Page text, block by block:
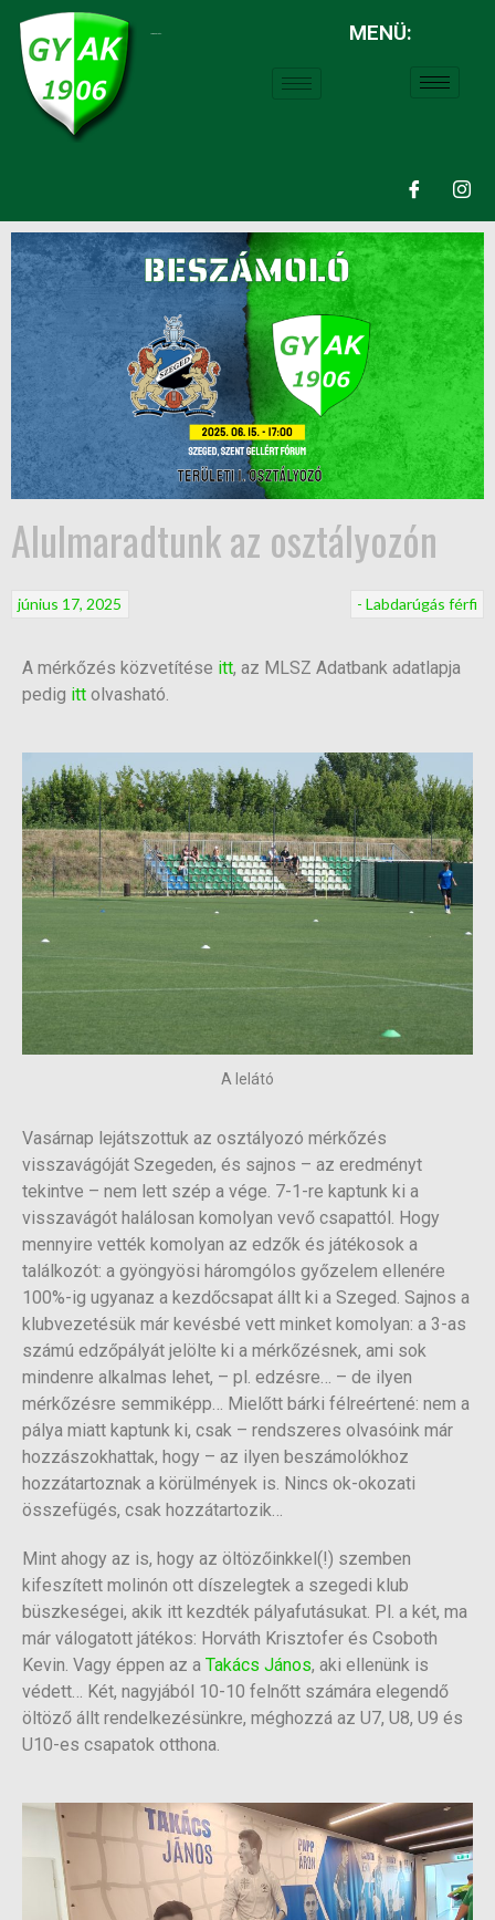
MENÜ:
Alulmaradtunk az osztályozón
- Labdarúgás férfi
június 17, 2025
A mérkőzés közvetítése itt, az MLSZ Adatbank adatlapja
pedig itt olvasható.
A lelátó
Vasárnap lejátszottuk az osztályozó mérkőzés
visszavágóját Szegeden, és sajnos – az eredményt
tekintve – nem lett szép a vége. 7-1-re kaptunk ki a
visszavágót halálosan komolyan vevő csapattól. Hogy
mennyire vették komolyan az edzők és játékosok a
találkozót: a gyöngyösi háromgólos győzelem ellenére
100%-ig ugyanaz a kezdőcsapat állt ki a Szeged. Sajnos a
klubvezetésük már kevésbé vett minket komolyan: a 3-as
számú edzőpályát jelölte ki a mérkőzésnek, ami sok
mindenre alkalmas lehet, – pl. edzésre… – de ilyen
mérkőzésre semmiképp… Mielőtt bárki félreértené: nem a
pálya miatt kaptunk ki, csak – rendszeres olvasóink már
hozzászokhattak, hogy – az ilyen beszámolókhoz
hozzátartoznak a körülmények is. Nincs ok-okozati
összefügés, csak hozzátartozik…
Mint ahogy az is, hogy az öltözőinkkel(!) szemben
kifeszített molinón ott díszelegtek a szegedi klub
büszkeségei, akik itt kezdték pályafutásukat. Pl. a két, ma
már válogatott játékos: Horváth Krisztofer és Csoboth
Kevin. Vagy éppen az a Takács János, aki ellenünk is
védett… Két, nagyjából 10-10 felnőtt számára elegendő
öltöző állt rendelkezésünkre, méghozzá az U7, U8, U9 és
U10-es csapatok otthona.